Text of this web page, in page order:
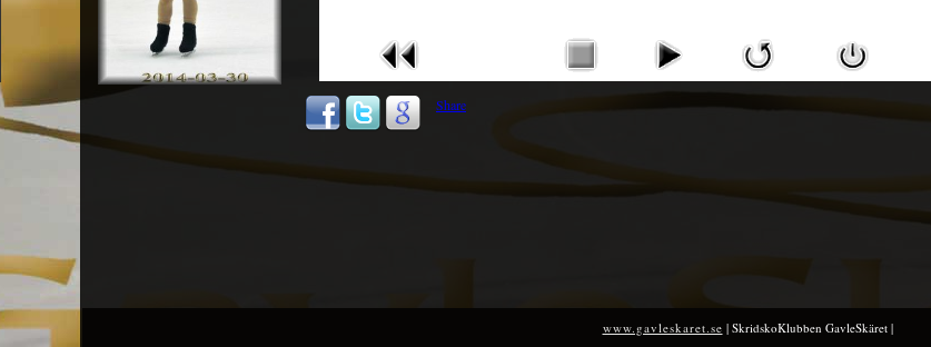
Share
www.gavleskaret.se | SkridskoKlubben GavleSkäret |